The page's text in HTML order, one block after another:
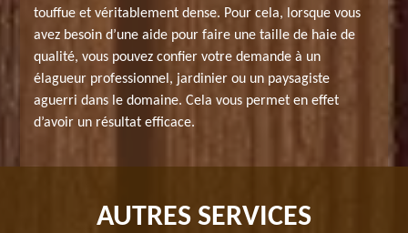
touffue et véritablement dense. Pour cela, lorsque vous
avez besoin d’une aide pour faire une taille de haie de
qualité, vous pouvez confier votre demande à un
élagueur professionnel, jardinier ou un paysagiste
aguerri dans le domaine. Cela vous permet en effet
d’avoir un résultat efficace.
AUTRES SERVICES